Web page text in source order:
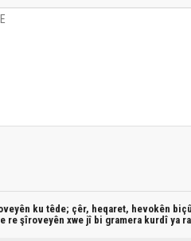
ku têde; çêr, heqaret, hevokên
re şîroveyên xwe jî bi gramera kurdî ya